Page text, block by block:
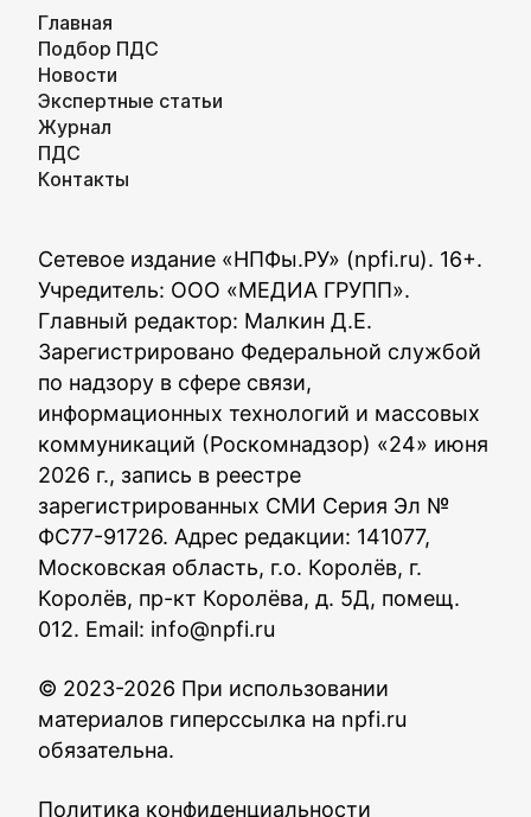
Главная
Подбор ПДС
Новости
Экспертные статьи
Журнал
ПДС
Контакты
Сетевое издание «НПФы.РУ» (npfi.ru). 16+.
Учредитель: ООО «МЕДИА ГРУПП».
Главный редактор: Малкин Д.Е.
Зарегистрировано Федеральной службой
по надзору в сфере связи,
информационных технологий и массовых
коммуникаций (Роскомнадзор) «24» июня
2026 г., запись в реестре
зарегистрированных СМИ Серия Эл №
ФС77-91726. Адрес редакции: 141077,
Московская область, г.о. Королёв, г.
Королёв, пр-кт Королёва, д. 5Д, помещ.
012. Email: info@npfi.ru
© 2023-2026 При использовании
материалов гиперссылка на npfi.ru
обязательна.
Политика конфиденциальности